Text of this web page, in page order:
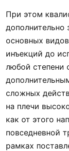
При этом
дополнительно
основных
инъекций до
любой степени
сложных
на плечи
как от этого
повседневной
рамках